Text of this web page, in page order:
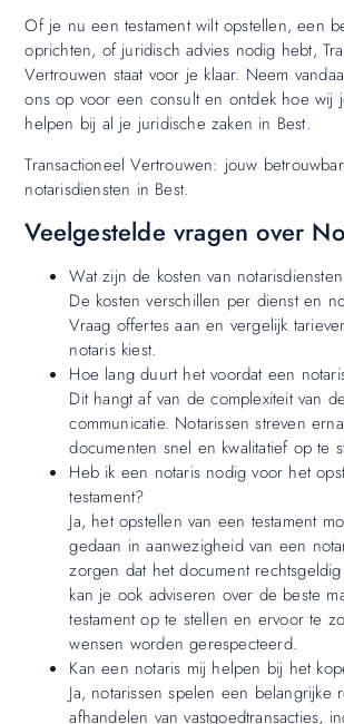
Of je nu een testament wilt opstellen, een
oprichten, of juridisch advies nodig hebt,
Vertrouwen staat voor je klaar. Neem
ons op voor een consult en ontdek hoe wij
helpen bij al je juridische zaken in Best.
Transactioneel Vertrouwen: jouw
notarisdiensten in Best.
Veelgestelde vragen over
Wat zijn de kosten van
De kosten verschillen per dienst en
Vraag offertes aan en vergelijk
notaris kiest.
Hoe lang duurt het voordat een
Dit hangt af van de complexiteit van
communicatie. Notarissen streven
documenten snel en kwalitatief op te
Heb ik een notaris nodig voor het
testament?
Ja, het opstellen van een testament
gedaan in aanwezigheid van een
zorgen dat het document
kan je ook adviseren over de beste
testament op te stellen en ervoor te
wensen worden gerespecteerd.
Kan een notaris mij helpen bij het
Ja, notarissen spelen een belangrijke
afhandelen van vastgoedtransacties,